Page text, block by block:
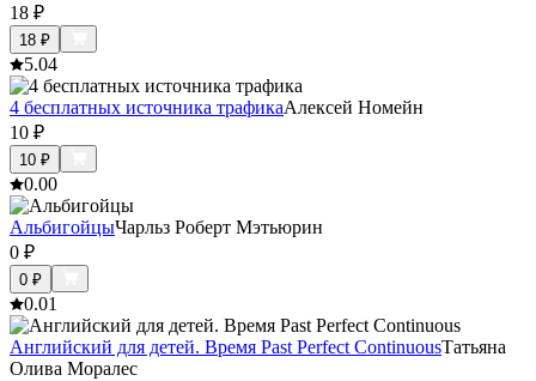
18 ₽
18 ₽
5.04
4 бесплатных источника трафикаАлексей Номейн
10 ₽
10 ₽
0.00
АльбигойцыЧарльз Роберт Мэтьюрин
0 ₽
0 ₽
0.01
Английский для детей. Время Past Perfect ContinuousТатьяна
Олива Моралес